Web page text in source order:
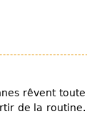
rêvent toute
de la routine.